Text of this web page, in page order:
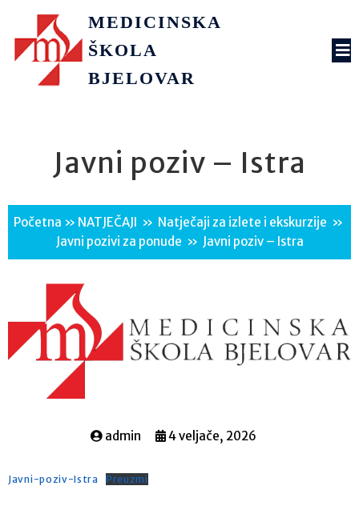
MEDICINSKA
ŠKOLA
BJELOVAR
Javni poziv – Istra
Početna » NATJEČAJI » Natječaji za izlete i ekskurzije »
Javni pozivi za ponude » Javni poziv – Istra
admin 4 veljače, 2026
Javni-poziv-Istra Preuzmi